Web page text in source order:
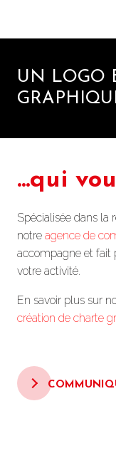
UN LOGO
...qui
Spécialisée dans la
notre agence de
accompagne et fait
votre activité.
En savoir plus sur
création de charte